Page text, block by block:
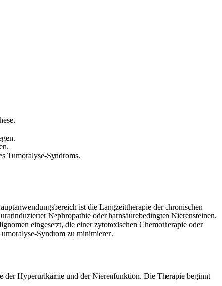
Tumoralyse-Syndroms.
ist die Langzeittherapie der chronischen
Nephropathie oder harnsäurebedingten Nierensteinen.
eingesetzt, die einer zytotoxischen Chemotherapie oder
Syndrom zu minimieren.
der Hyperurikämie und der Nierenfunktion. Die Therapie beginnt